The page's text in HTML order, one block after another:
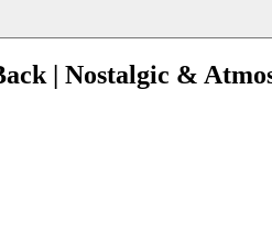
| Nostalgic &